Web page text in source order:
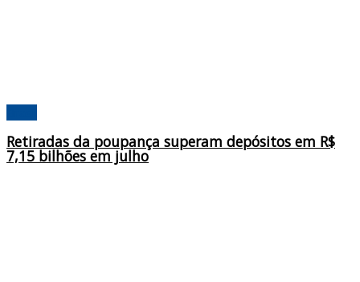
Retiradas da poupança superam depósitos em R$
7,15 bilhões em julho